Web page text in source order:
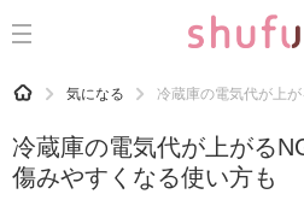
CATEGORY 記事カテゴリ
運気
HOME 気になる 冷蔵庫の電気代が上
冷蔵庫の電気代が上がる
傷みやすくなる使い方も